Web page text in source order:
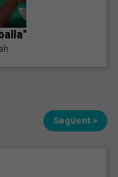
Següent >